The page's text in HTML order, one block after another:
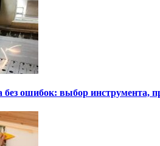
без ошибок: выбор инструмента,